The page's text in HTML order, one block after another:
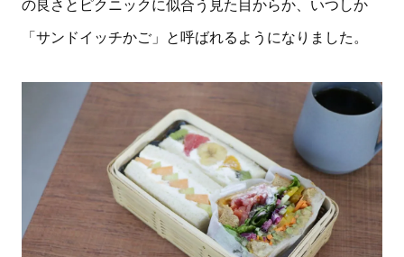
の良さとピクニックに似合う見た目からか、いつしか
「サンドイッチかご」と呼ばれるようになりました。